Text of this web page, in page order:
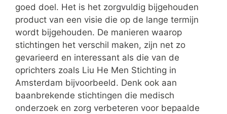
goed doel. Het is het zorgvuldig bijgehouden
product van een visie die op de lange termijn
wordt bijgehouden. De manieren waarop
stichtingen het verschil maken, zijn net zo
gevarieerd en interessant als die van de
oprichters zoals Liu He Men Stichting in
Amsterdam bijvoorbeeld. Denk ook aan
baanbrekende stichtingen die medisch
onderzoek en zorg verbeteren voor bepaalde